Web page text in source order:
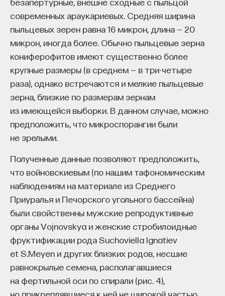
современных араукариевых. Средняя ширина
пыльцевых зерен равна 16 микрон, длина — 20
микрон, иногда более. Обычно пыльцевые зерна
кониферофитов имеют существенно более
крупные размеры (в среднем — в три-четыре
раза), однако встречаются и мелкие пыльцевые
зерна, близкие по размерам зернам
из имеющейся выборки. В данном случае, можно
предположить, что микроспорангии были
не зрелыми.
Полученные данные позволяют предположить,
что войновскиевым (по нашим тафономическим
наблюдениям на материале из Среднего
Приуралья и Печорского угольного бассейна)
были свойственны мужские репродуктивные
органы Vojnovskya и женские стробилоидные
фруктификации рода Suchoviella Ignatiev
et S.Meyen и других близких родов, несшие
равнокрылые семена, располагавшиеся
на фертильной оси по спирали (рис. 4),
но прикреплявшиеся к ней не широкой частью